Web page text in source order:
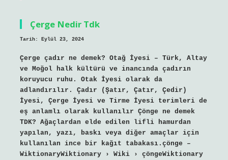
Çerge Nedir Tdk
Tarih: Eylül 23, 2024
Çerge çadır ne demek? Otağ İyesi – Türk, Altay
ve Moğol halk kültürü ve inancında çadırın
koruyucu ruhu. Otak İyesi olarak da
adlandırılır. Çadır (Şatır, Çatır, Çedir)
İyesi, Çerge İyesi ve Tirme İyesi terimleri de
eş anlamlı olarak kullanılır Çönge ne demek
TDK? Ağaçlardan elde edilen lifli hamurdan
yapılan, yazı, baskı veya diğer amaçlar için
kullanılan ince bir kağıt tabakası.çönge –
WiktionaryWiktionary › Wiki › çöngeWiktionary